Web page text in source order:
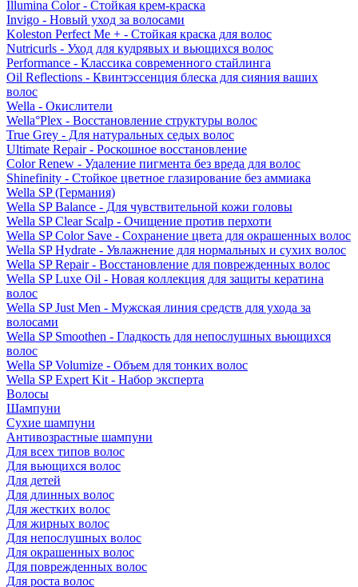
Illumina Color - Стойкая крем-краска
Invigo - Новый уход за волосами
Koleston Perfect Me + - Стойкая краска для волос
Nutricurls - Уход для кудрявых и вьющихся волос
Performance - Классика современного стайлинга
Oil Reflections - Квинтэссенция блеска для сияния ваших
волос
Wella - Окислители
Wella°Plex - Восстановление структуры волос
True Grey - Для натуральных седых волос
Ultimate Repair - Роскошное восстановление
Color Renew - Удаление пигмента без вреда для волос
Shinefinity - Стойкое цветное глазирование без аммиака
Wella SP (Германия)
Wella SP Balance - Для чувствительной кожи головы
Wella SP Clear Scalp - Очищение против перхоти
Wella SP Color Save - Сохранение цвета для окрашенных волос
Wella SP Hydrate - Увлажнение для нормальных и сухих волос
Wella SP Repair - Восстановление для поврежденных волос
Wella SP Luxe Oil - Новая коллекция для защиты кератина
волос
Wella SP Just Men - Мужская линия средств для ухода за
волосами
Wella SP Smoothen - Гладкость для непослушных вьющихся
волос
Wella SP Volumize - Объем для тонких волос
Wella SP Expert Kit - Набор эксперта
Волосы
Шампуни
Сухие шампуни
Антивозрастные шампуни
Для всех типов волос
Для вьющихся волос
Для детей
Для длинных волос
Для жестких волос
Для жирных волос
Для непослушных волос
Для окрашенных волос
Для поврежденных волос
Для роста волос